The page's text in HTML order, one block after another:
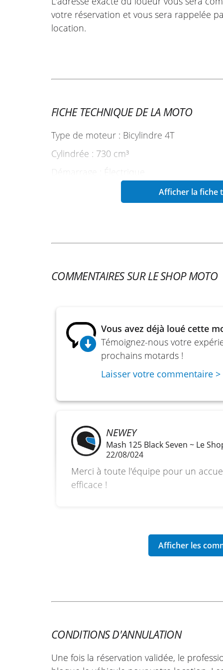
votre réservation et vous sera rappelée
location.
FICHE TECHNIQUE DE LA MOTO
Type de moteur : Bicylindre 4T
Cylindrée : 730 cm³
Démarrage : Électrique
Puissance maxi : Version A, 74,6 ch à
Transmission : Chaîne
L x l x h : 2077 x 875 x 1150 mm
Afficher la fiche
COMMENTAIRES SUR LE SHOP MOTO
Vous avez déjà loué cette
Témoignez-nous votre
prochains motards !
Laisser votre commentaire >
NEWEY
Mash 125 Black Seven ~ Le
22/08/024
Merci à toute l'équipe pour un
efficace !
CONDITIONS D'ANNULATION
Une fois la réservation validée, le